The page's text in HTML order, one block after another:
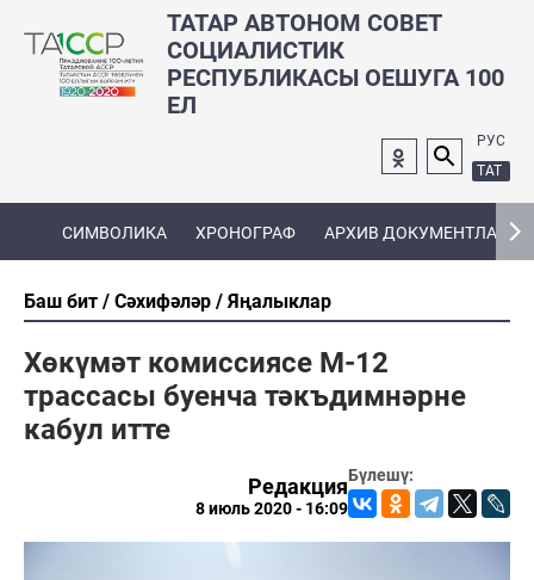
ТАТАР АВТОНОМ СОВЕТ
СОЦИАЛИСТИК
РЕСПУБЛИКАСЫ ОЕШУГА 100
ЕЛ
РУС
ТАТ
СИМВОЛИКА ХРОНОГРАФ АРХИВ ДОКУМЕНТЛАРЫ
Баш бит Сәхифәләр Яңалыклар
Хөкүмәт комиссиясе М-12
трассасы буенча тәкъдимнәрне
кабул итте
Бүлешү:
Редакция
8 июль 2020 - 16:09